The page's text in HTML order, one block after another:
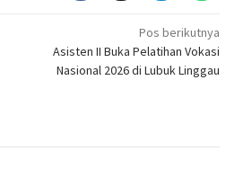
Pos berikutnya
Asisten II Buka Pelatihan Vokasi
Nasional 2026 di Lubuk Linggau